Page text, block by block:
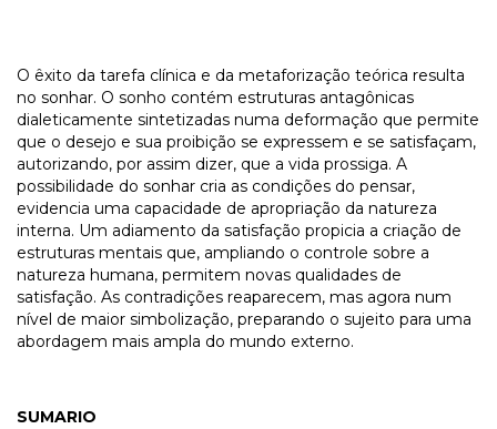
O êxito da tarefa clínica e da metaforização teórica resulta
no sonhar. O sonho contém estruturas antagônicas
dialeticamente sintetizadas numa deformação que permite
que o desejo e sua proibição se expressem e se satisfaçam,
autorizando, por assim dizer, que a vida prossiga. A
possibilidade do sonhar cria as condições do pensar,
evidencia uma capacidade de apropriação da natureza
interna. Um adiamento da satisfação propicia a criação de
estruturas mentais que, ampliando o controle sobre a
natureza humana, permitem novas qualidades de
satisfação. As contradições reaparecem, mas agora num
nível de maior simbolização, preparando o sujeito para uma
abordagem mais ampla do mundo externo.
SUMARIO